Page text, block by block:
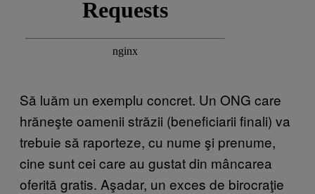
Să luăm un exemplu concret. Un ONG care
hrăneşte oamenii străzii (beneficiarii finali) va
trebuie să raporteze, cu nume şi prenume,
cine sunt cei care au gustat din mâncarea
oferită gratis. Aşadar, un exces de birocraţie